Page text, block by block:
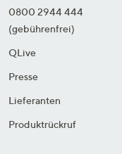
0800 2944 444
(gebührenfrei)
QLive
Presse
Lieferanten
Produktrückruf